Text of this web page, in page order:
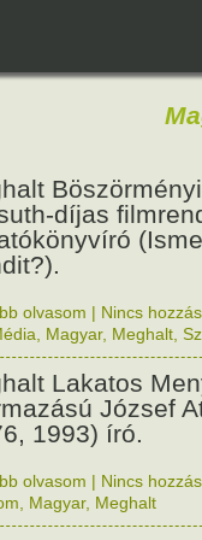
díjas
olvasom | Nincs
Magyar, Meghalt
Lakatos
József
1993) író.
olvasom | Nincs
Magyar, Meghalt